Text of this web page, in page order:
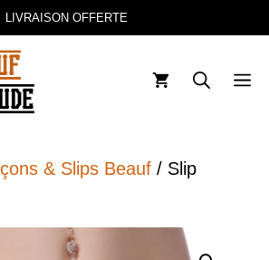
LIVRAISON OFFERTE
& Slips Beauf / Slip